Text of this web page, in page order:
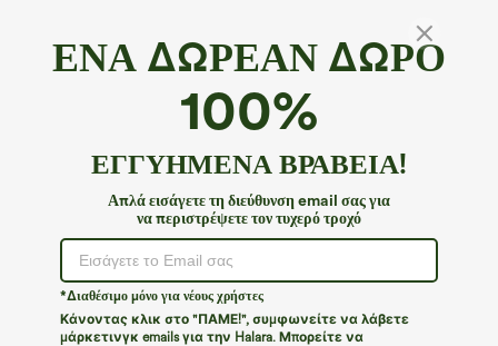
ΕΝΑ ΔΩΡΕΑΝ ΔΩΡΟ
100%
ΕΓΓΥΗΜΕΝΑ ΒΡΑΒΕΙΑ!
Απλά εισάγετε τη διεύθυνση email σας για
να περιστρέψετε τον τυχερό τροχό
*Διαθέσιμο μόνο για νέους χρήστες
Κάνοντας κλικ στο "ΠΑΜΕ!", συμφωνείτε να λάβετε
μάρκετινγκ emails για την Halara. Μπορείτε να
Ουπς!
Φαίνεται ότι δεν μπορούμε να βρούμε τη σελίδα που
αναζητάτε.